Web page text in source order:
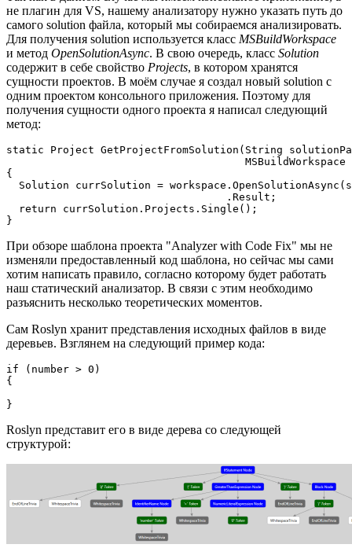
не плагин для VS, нашему анализатору нужно указать путь до
самого solution файла, который мы собираемся анализировать.
Для получения solution используется класс MSBuildWorkspace
и метод OpenSolutionAsync. В свою очередь, класс Solution
содержит в себе свойство Projects, в котором хранятся
сущности проектов. В моём случае я создал новый solution с
одним проектом консольного приложения. Поэтому для
получения сущности одного проекта я написал следующий
метод:
static Project GetProjectFromSolution(String
MSBuildWorkspace
{
Solution currSolution =
                                   .Result;
  return currSolution.Projects.Single();
}
При обзоре шаблона проекта "Analyzer with Code Fix" мы не
изменяли предоставленный код шаблона, но сейчас мы сами
хотим написать правило, согласно которому будет работать
наш статический анализатор. В связи с этим необходимо
разъяснить несколько теоретических моментов.
Сам Roslyn хранит представления исходных файлов в виде
деревьев. Взглянем на следующий пример кода:
if (number > 0)
{
}
Roslyn представит его в виде дерева со следующей
структурой: